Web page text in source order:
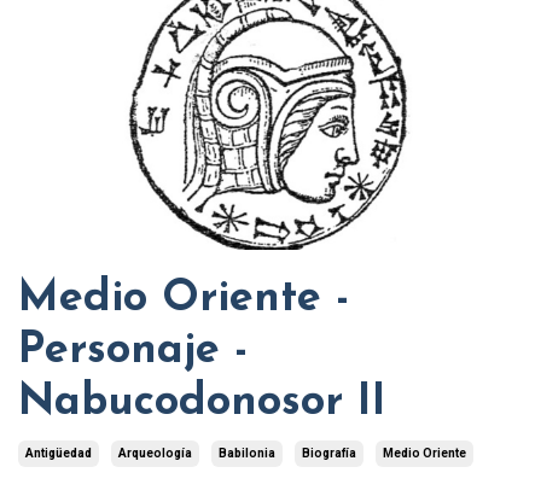
Medio Oriente -
Personaje -
Nabucodonosor II
Antigüedad Arqueología Babilonia Biografía Medio Oriente